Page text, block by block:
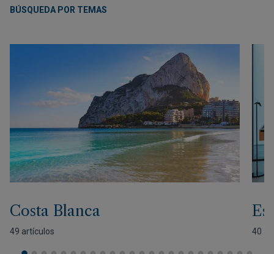
BÚSQUEDA POR TEMAS
Costa Blanca
49 artículos 40